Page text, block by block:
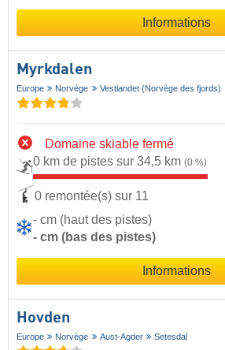
Informations
Myrkdalen
Europe Norvège Vestlandet (Norvège des fjords)
Domaine skiable fermé
0 km de pistes sur 34,5 km (0 %)
0 remontée(s) sur 11
- cm (haut des pistes)
- cm (bas des pistes)
Informations
Hovden
Europe Norvège Aust-Agder Setesdal